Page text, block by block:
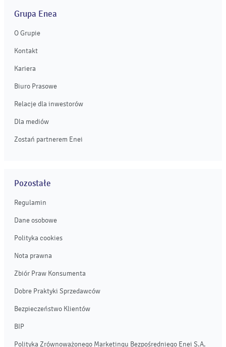
Grupa Enea
O Grupie
Kontakt
Kariera
Biuro Prasowe
Relacje dla inwestorów
Dla mediów
Zostań partnerem Enei
Pozostałe
Regulamin
Dane osobowe
Polityka cookies
Nota prawna
Zbiór Praw Konsumenta
Dobre Praktyki Sprzedawców
Bezpieczeństwo Klientów
BIP
Polityka Zrównoważonego Marketingu Bezpośredniego Enei S.A.